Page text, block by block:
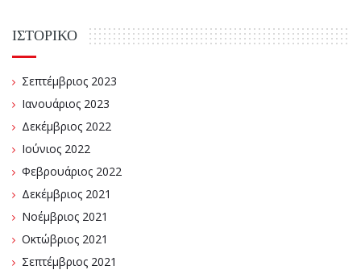
ΙΣΤΟΡΙΚΌ
Σεπτέμβριος 2023
Ιανουάριος 2023
Δεκέμβριος 2022
Ιούνιος 2022
Φεβρουάριος 2022
Δεκέμβριος 2021
Νοέμβριος 2021
Οκτώβριος 2021
Σεπτέμβριος 2021